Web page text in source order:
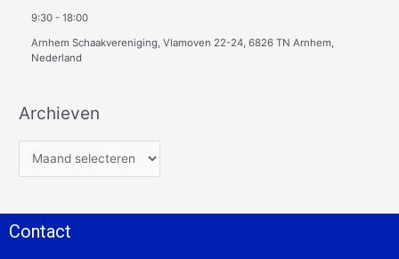
9:30 -18:00
Arnhem Schaakvereniging, Vlamoven 22-24, 6826 TN Arnhem,
Nederland
Archieven
Contact